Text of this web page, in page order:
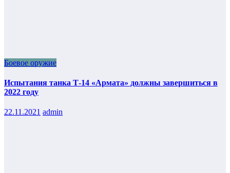
Боевое оружие
Испытания танка Т-14 «Армата» должны завершиться в
2022 году
22.11.2021 admin